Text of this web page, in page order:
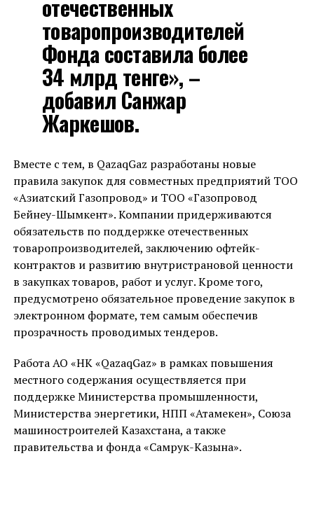
отечественных
товаропроизводителей
Фонда составила более
34 млрд тенге», –
добавил Санжар
Жаркешов.
Вместе с тем, в QazaqGaz разработаны новые
правила закупок для совместных предприятий ТОО
«Азиатский Газопровод» и ТОО «Газопровод
Бейнеу-Шымкент». Компании придерживаются
обязательств по поддержке отечественных
товаропроизводителей, заключению офтейк-
контрактов и развитию внутристрановой ценности
в закупках товаров, работ и услуг. Кроме того,
предусмотрено обязательное проведение закупок в
электронном формате, тем самым обеспечив
прозрачность проводимых тендеров.
Работа АО «НК «QazaqGaz» в рамках повышения
местного содержания осуществляется при
поддержке Министерства промышленности,
Министерства энергетики, НПП «Атамекен», Союза
машиностроителей Казахстана, а также
правительства и фонда «Самрук-Казына».